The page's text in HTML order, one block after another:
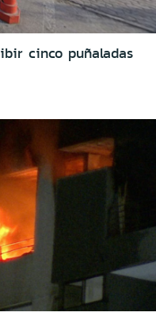
cinco puñaladas